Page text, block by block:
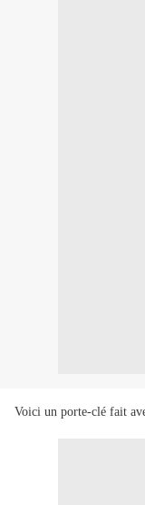
Voici un porte-clé fait